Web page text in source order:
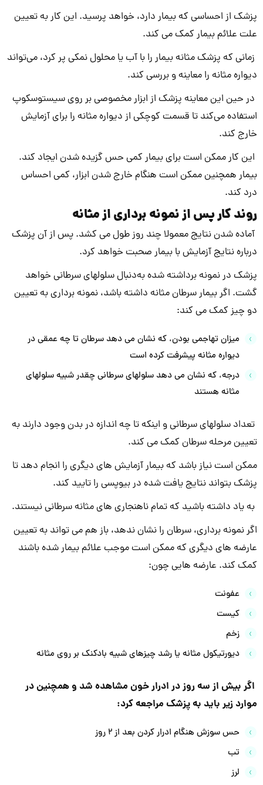
پزشک از احساسی که بیمار دارد، خواهد پرسید. این کار به تعیین
علت علائم بیمار کمک می کند.
زمانی که پزشک مثانه بیمار را با آب یا محلول نمکی پر کرد، می‌تواند
دیواره مثانه را معاینه و بررسی کند.
در حین این معاینه پزشک از ابزار مخصوصی بر روی سیستوسکوپ
استفاده می‌کند تا قسمت کوچکی از دیواره مثانه را برای آزمایش
خارج کند.
این کار ممکن است برای بیمار کمی حس گزیده شدن ایجاد کند.
بیمار همچنین ممکن است هنگام خارج شدن ابزار، کمی احساس
درد کند.
روند کار پس از نمونه برداری از مثانه
آماده شدن نتایج معمولا چند روز طول می کشد. پس از آن پزشک
درباره نتایج آزمایش با بیمار صحبت خواهد کرد.
پزشک در نمونه برداشته شده به‌دنبال سلولهای سرطانی خواهد
گشت. اگر بیمار سرطان مثانه داشته باشد، نمونه برداری به تعیین
دو چیز کمک می کند:
میزان تهاجمی بودن، که نشان می دهد سرطان تا چه عمقی در
دیواره مثانه پیشرفت کرده است
درجه، که نشان می دهد سلولهای سرطانی چقدر شبیه سلولهای
مثانه هستند
تعداد سلولهای سرطانی و اینکه تا چه اندازه در بدن وجود دارند به
تعیین مرحله سرطان کمک می کند.
ممکن است نیاز باشد که بیمار آزمایش های دیگری را انجام دهد تا
پزشک بتواند نتایج یافت شده در بیوپسی را تایید کند.
به یاد داشته باشید که تمام ناهنجاری های مثانه سرطانی نیستند.
اگر نمونه برداری، سرطان را نشان ندهد، باز هم می تواند به تعیین
عارضه های دیگری که ممکن است موجب علائم بیمار شده باشند
کمک کند. عارضه هایی چون:
عفونت
کیست
زخم
دیورتیکول مثانه یا رشد چیزهای شبیه بادکنک بر روی مثانه
اگر بیش از سه روز در ادرار خون مشاهده شد و همچنین در
موارد زیر باید به پزشک مراجعه کرد:
حس سوزش هنگام ادرار کردن بعد از ۲ روز
تب
لرز